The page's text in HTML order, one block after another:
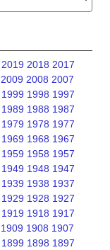
2019 2018 2017
2009 2008 2007
1999 1998 1997
1989 1988 1987
1979 1978 1977
1969 1968 1967
1959 1958 1957
1949 1948 1947
1939 1938 1937
1929 1928 1927
1919 1918 1917
1909 1908 1907
1899 1898 1897